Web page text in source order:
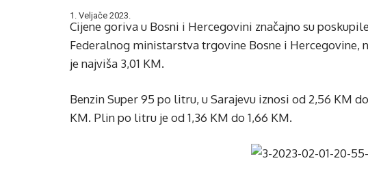
1. Veljače 2023.
Cijene goriva u Bosni i Hercegovini značajno su
Federalnog ministarstva trgovine Bosne i Hercegovine,
je najviša 3,01 KM.
Benzin Super 95 po litru, u Sarajevu iznosi od 2,56 KM
KM. Plin po litru je od 1,36 KM do 1,66 KM.